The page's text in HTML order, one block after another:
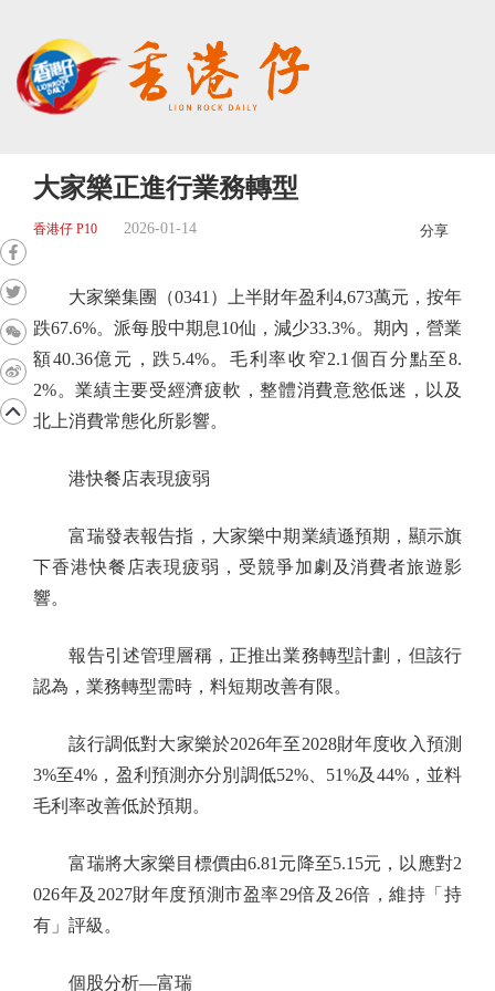
大家樂正進行業務轉型
香港仔 P10 2026-01-14 分享
大家樂集團（0341）上半財年盈利4,673萬元，按年
跌67.6%。派每股中期息10仙，減少33.3%。期內，營業
額40.36億元，跌5.4%。毛利率收窄2.1個百分點至8.
2%。業績主要受經濟疲軟，整體消費意慾低迷，以及
北上消費常態化所影響。
港快餐店表現疲弱
富瑞發表報告指，大家樂中期業績遜預期，顯示旗
下香港快餐店表現疲弱，受競爭加劇及消費者旅遊影
響。
報告引述管理層稱，正推出業務轉型計劃，但該行
認為，業務轉型需時，料短期改善有限。
該行調低對大家樂於2026年至2028財年度收入預測
3%至4%，盈利預測亦分別調低52%、51%及44%，並料
毛利率改善低於預期。
富瑞將大家樂目標價由6.81元降至5.15元，以應對2
026年及2027財年度預測市盈率29倍及26倍，維持「持
有」評級。
個股分析—富瑞